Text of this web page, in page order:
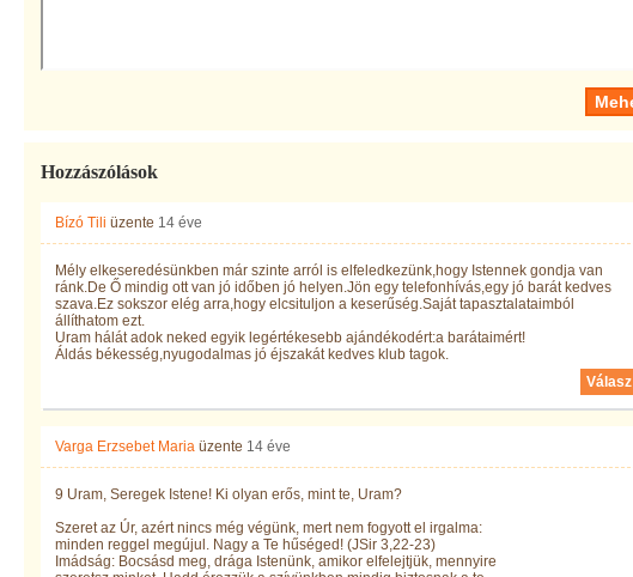
Hozzászólások
Bízó Tili üzente 14 éve
Mély elkeseredésünkben már szinte arról is elfeledkezünk,hogy Istennek gondja van
ránk.De Ő mindig ott van jó időben jó helyen.Jön egy telefonhívás,egy jó barát kedves
szava.Ez sokszor elég arra,hogy elcsituljon a keserűség.Saját tapasztalataimból
állíthatom ezt.
Uram hálát adok neked egyik legértékesebb ajándékodért:a barátaimért!
Áldás békesség,nyugodalmas jó éjszakát kedves klub tagok.
Válasz
Varga Erzsebet Maria üzente 14 éve
9 Uram, Seregek Istene! Ki olyan erős, mint te, Uram?
Szeret az Úr, azért nincs még végünk, mert nem fogyott el irgalma:
minden reggel megújul. Nagy a Te hűséged! (JSir 3,22-23)
Imádság: Bocsásd meg, drága Istenünk, amikor elfelejtjük, mennyire